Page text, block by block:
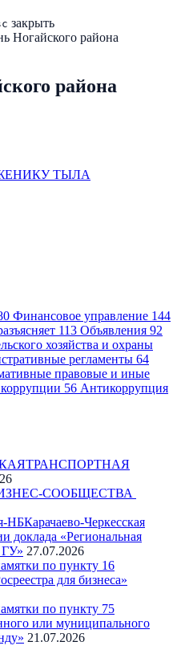
закрыть
Ногайского района
района
ТЫЛА
Финансовое управление 144
113 Объявления 92
хозяйства и охраны
регламенты 64
правовые и иные
56 Антикоррупция
СООБЩЕСТВА
Черкесская
доклада «Региональная
ГУ» 27.07.2026
по пункту 16
для бизнеса»
по пункту 75
или муниципального
21.07.2026